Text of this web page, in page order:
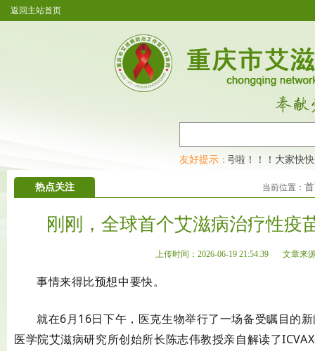
返回主站首页
友好提示：
重庆市艾滋病防治工作宣传教育网开通公众号啦！！！大家快快来
热点关注 当前位置：
刚刚，全球首个艾滋病治疗性疫
上传时间：2026-06-19 21:54:39 文章来
事情来得比预想中要快。
就在6月16日下午， 医克生物举行了一场备受瞩目的
医学院艾滋病研究所创始所长陈志伟教授亲自解读了ICVAX